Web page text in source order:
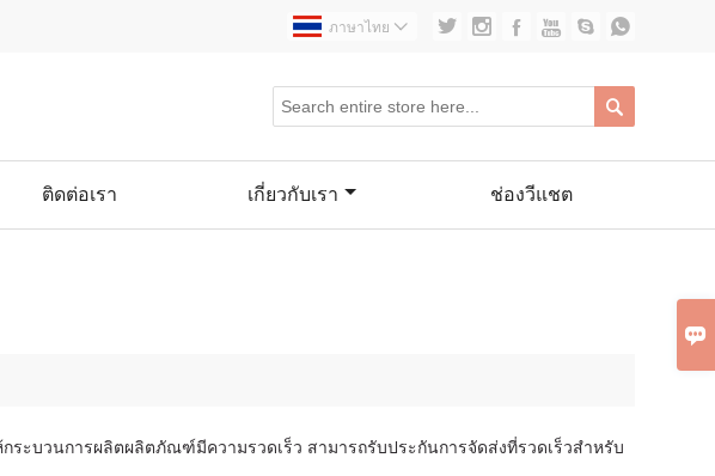

     
ภาษาไทย 

ติดต่อเรา เกี่ยวกับเรา ช่องวีแชต
ะบวนการผลิตผลิตภัณฑ์มีความรวดเร็ว สามารถรับประกันการจัดส่งที่รวดเร็วสำหรับ